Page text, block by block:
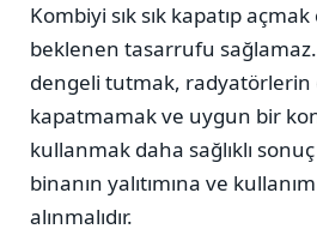
Kombiyi sık sık kapatıp
beklenen tasarrufu sağlamaz.
dengeli tutmak, radyatörlerin
kapatmamak ve uygun bir
kullanmak daha sağlıklı
binanın yalıtımına ve
alınmalıdır.